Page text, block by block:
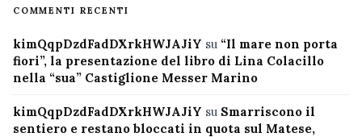
COMMENTI RECENTI
kimQqpDzdFadDXrkHWJAJiY su “Il mare non porta
fiori”, la presentazione del libro di Lina Colacillo
nella “sua” Castiglione Messer Marino
kimQqpDzdFadDXrkHWJAJiY su Smarriscono il
sentiero e restano bloccati in quota sul Matese,